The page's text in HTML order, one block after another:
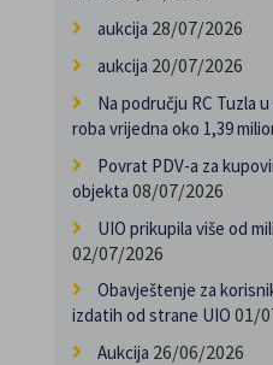
aukcija 28/07/2026
aukcija 20/07/2026
Na području RC Tuzla
roba vrijedna oko 1,39
Povrat PDV-a za
objekta 08/07/2026
UIO prikupila više od
02/07/2026
Obavještenje za
izdatih od strane UIO 01/
Aukcija 26/06/2026